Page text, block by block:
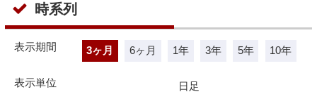
時系列
表示期間 3ヶ月 6ヶ月 1年 3年 5年 10年
表示単位 日足